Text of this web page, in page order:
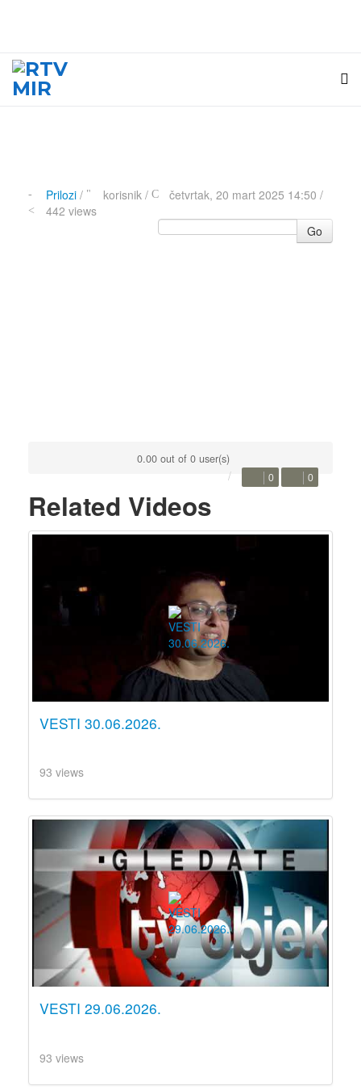
Prilozi/ korisnik /
četvrtak, 20 mart 2025 14:50 /
442 views
Go
0.00 out of 0 user(s)
0 0
Related Videos
VESTI 30.06.2026.
93 views
VESTI 29.06.2026.
93 views